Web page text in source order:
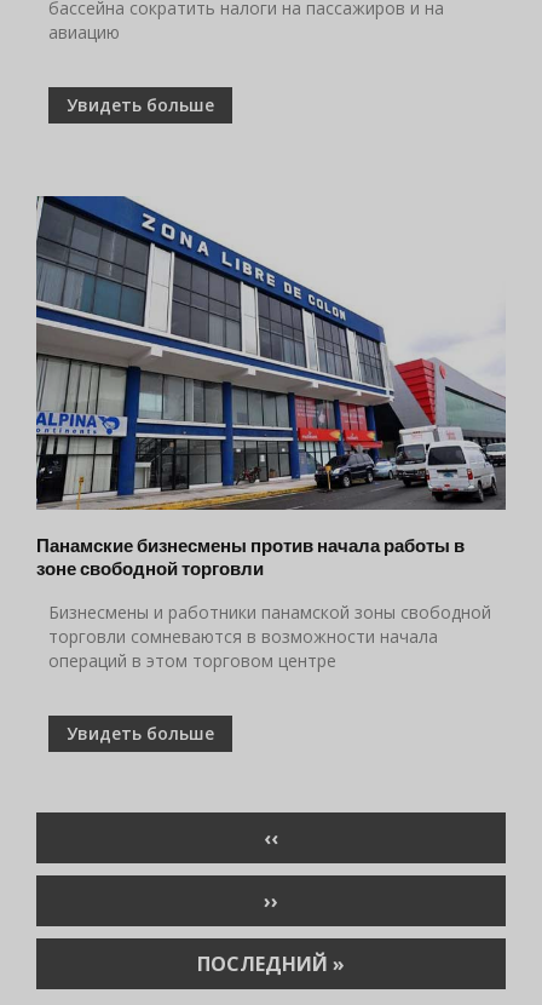
бассейна сократить налоги на пассажиров и на
авиацию
Увидеть больше
Панамские бизнесмены против начала работы в
зоне свободной торговли
Бизнесмены и работники панамской зоны свободной
торговли сомневаются в возможности начала
операций в этом торговом центре
Увидеть больше
ПРЕДЫДУЩАЯ
СТРАНИЦА
‹‹
СЛЕДУЮЩАЯ
СТРАНИЦА
››
ПОСЛЕДНЯЯ
СТРАНИЦА
ПОСЛЕДНИЙ »